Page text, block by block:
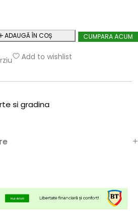
ADAUGĂ ÎN COȘ CUMPARA ACUM
Add to wishlist
si gradina